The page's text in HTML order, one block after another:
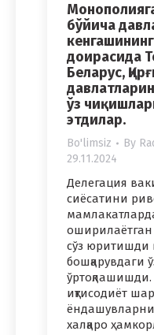
бўйича
доирасида
Беларус,
ўз
этдилар.
Bo'limsiz By
29.11.2024
Делегация
сиёсатини
оширилаётган
сўз юритишди
бошқарувдаги
иқтисодиёт
халқаро